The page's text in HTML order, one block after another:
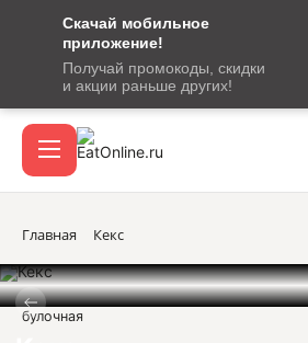
Скачай мобильное
приложение!
Получай промокоды, скидки
и акции раньше других!
сообщение
кодом
подтверждения
Вход / регистрация
Акции
Главная Кекс
булочная